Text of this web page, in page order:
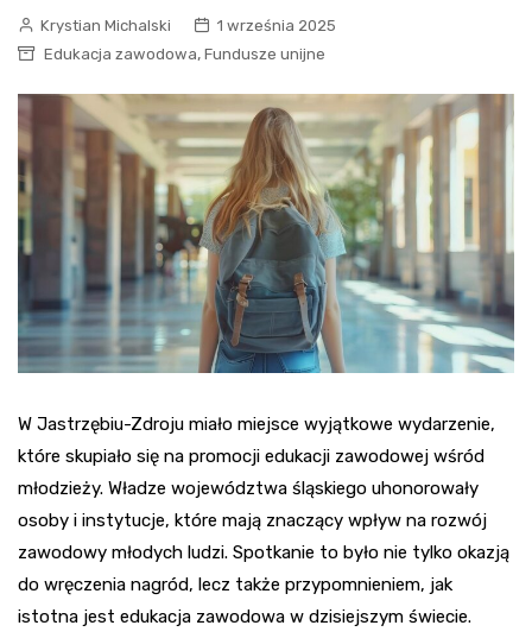
Krystian Michalski
1 września 2025
Edukacja zawodowa, Fundusze unijne
W Jastrzębiu-Zdroju miało miejsce wyjątkowe wydarzenie,
które skupiało się na promocji edukacji zawodowej wśród
młodzieży. Władze województwa śląskiego uhonorowały
osoby i instytucje, które mają znaczący wpływ na rozwój
zawodowy młodych ludzi. Spotkanie to było nie tylko okazją
do wręczenia nagród, lecz także przypomnieniem, jak
istotna jest edukacja zawodowa w dzisiejszym świecie.